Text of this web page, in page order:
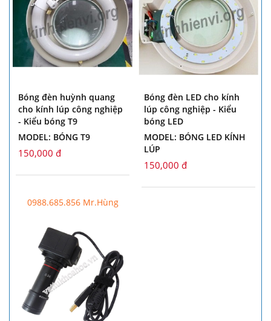
Bóng đèn huỳnh quang
cho kính lúp công nghiệp
- Kiểu bóng T9
MODEL: BÓNG T9
150,000 đ
Bóng đèn LED cho kính
lúp công nghiệp - Kiểu
bóng LED
MODEL: BÓNG LED KÍNH
LÚP
150,000 đ
0988.685.856 Mr.Hùng